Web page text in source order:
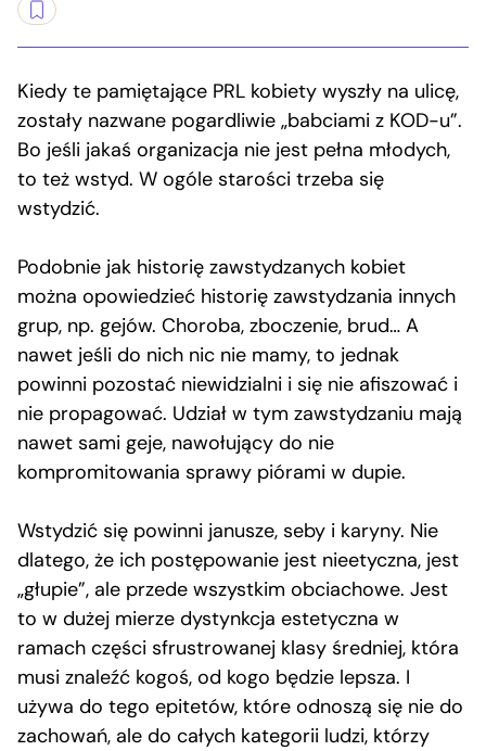
Kiedy te pamiętające PRL kobiety wyszły na ulicę,
zostały nazwane pogardliwie „babciami z KOD-u”.
Bo jeśli jakaś organizacja nie jest pełna młodych,
to też wstyd. W ogóle starości trzeba się
wstydzić.
Podobnie jak historię zawstydzanych kobiet
można opowiedzieć historię zawstydzania innych
grup, np. gejów. Choroba, zboczenie, brud… A
nawet jeśli do nich nic nie mamy, to jednak
powinni pozostać niewidzialni i się nie afiszować i
nie propagować. Udział w tym zawstydzaniu mają
nawet sami geje, nawołujący do nie
kompromitowania sprawy piórami w dupie.
Wstydzić się powinni janusze, seby i karyny. Nie
dlatego, że ich postępowanie jest nieetyczna, jest
„głupie”, ale przede wszystkim obciachowe. Jest
to w dużej mierze dystynkcja estetyczna w
ramach części sfrustrowanej klasy średniej, która
musi znaleźć kogoś, od kogo będzie lepsza. I
używa do tego epitetów, które odnoszą się nie do
zachowań, ale do całych kategorii ludzi, którzy